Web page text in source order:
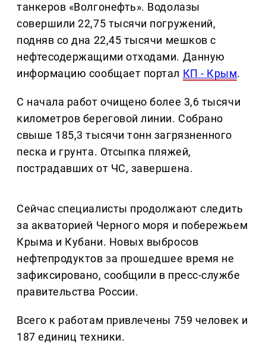
танкеров «Волгонефть». Водолазы
совершили 22,75 тысячи погружений,
подняв со дна 22,45 тысячи мешков с
нефтесодержащими отходами. Данную
информацию сообщает портал КП - Крым.
С начала работ очищено более 3,6 тысячи
километров береговой линии. Собрано
свыше 185,3 тысячи тонн загрязненного
песка и грунта. Отсыпка пляжей,
пострадавших от ЧС, завершена.
Сейчас специалисты продолжают следить
за акваторией Черного моря и побережьем
Крыма и Кубани. Новых выбросов
нефтепродуктов за прошедшее время не
зафиксировано, сообщили в пресс-службе
правительства России.
Всего к работам привлечены 759 человек и
187 единиц техники.